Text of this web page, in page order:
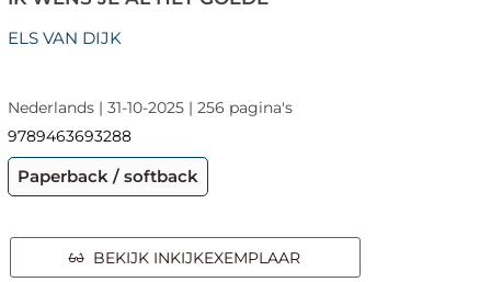
ELS VAN DIJK
Nederlands | 31-10-2025 | 256 pagina's
9789463693288
Paperback / softback
BEKIJK INKIJKEXEMPLAAR